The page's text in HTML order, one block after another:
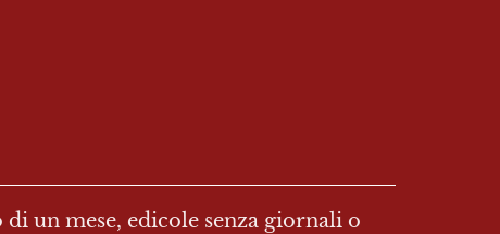
un mese, edicole senza giornali o